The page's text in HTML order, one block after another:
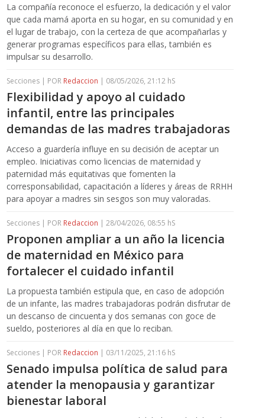
La compañía reconoce el esfuerzo, la dedicación y el valor
que cada mamá aporta en su hogar, en su comunidad y en
el lugar de trabajo, con la certeza de que acompañarlas y
generar programas específicos para ellas, también es
impulsar su desarrollo.
Secciones | POR Redaccion | 08/05/2026, 21:12 hS
Flexibilidad y apoyo al cuidado
infantil, entre las principales
demandas de las madres trabajadoras
Acceso a guardería influye en su decisión de aceptar un
empleo. Iniciativas como licencias de maternidad y
paternidad más equitativas que fomenten la
corresponsabilidad, capacitación a líderes y áreas de RRHH
para apoyar a madres sin sesgos son muy valoradas.
Secciones | POR Redaccion | 28/04/2026, 08:55 hS
Proponen ampliar a un año la licencia
de maternidad en México para
fortalecer el cuidado infantil
La propuesta también estipula que, en caso de adopción
de un infante, las madres trabajadoras podrán disfrutar de
un descanso de cincuenta y dos semanas con goce de
sueldo, posteriores al día en que lo reciban.
Secciones | POR Redaccion | 03/11/2025, 21:16 hS
Senado impulsa política de salud para
atender la menopausia y garantizar
bienestar laboral